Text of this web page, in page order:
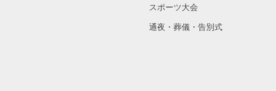
スポーツ大会
通夜・葬儀・告別式